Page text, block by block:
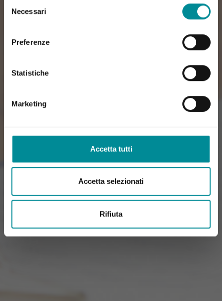
delNecessari
Preferenze
Statistiche
Marketing
Accetta tutti
Accetta selezionati
Rifiuta